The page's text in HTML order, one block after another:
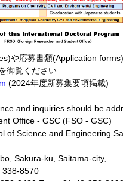
や応募書類(Application
御覧ください
(2024年度新募集要項掲載)
and inquiries should be
Office - GSC (FSO - GSC)
of Science and Engineering
Sakura-ku, Saitama-city,
338-8570